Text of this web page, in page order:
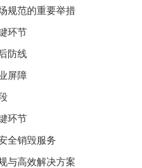
规范的重要举措
环节
防线
屏障
环节
全销毁服务
与高效解决方案